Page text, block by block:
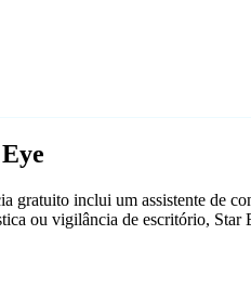
inclui um assistente de
ou vigilância de escritório,